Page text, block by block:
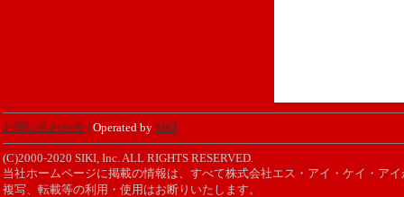
お問い合わせ先 Operated by SIKI
(C)2000-2020 SIKI, Inc. ALL RIGHTS RESERVED.
当社ホームページに掲載の情報は、すべて株式会社エス・アイ・ケイ・ア
複写、転載等の利用・使用はお断りいたします。